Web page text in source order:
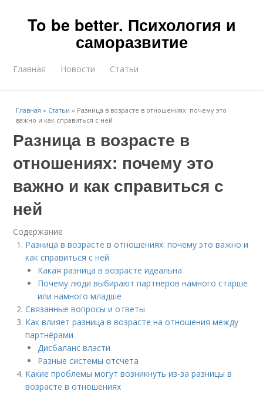
To be better. Психология и
саморазвитие
Главная Новости Статьи
Главная » Статьи » Разница в возрасте в отношениях: почему это
важно и как справиться с ней
Разница в возрасте в
отношениях: почему это
важно и как справиться с
ней
Содержание
Разница в возрасте в отношениях: почему это важно и
как справиться с ней
Какая разница в возрасте идеальна
Почему люди выбирают партнеров намного старше
или намного младше
Связанные вопросы и ответы
Как влияет разница в возрасте на отношения между
партнёрами
Дисбаланс власти
Разные системы отсчета
Какие проблемы могут возникнуть из-за разницы в
возрасте в отношениях